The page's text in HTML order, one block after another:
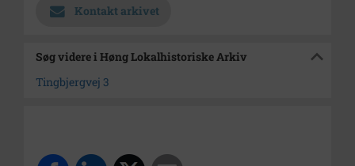
Kontakt arkivet
Søg videre i Høng Lokalhistoriske Arkiv
Tingbjergvej 3